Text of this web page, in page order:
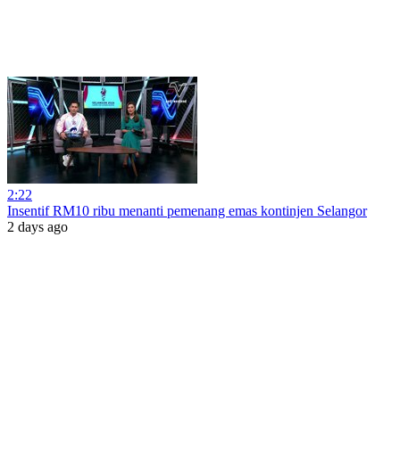
2:22
Insentif RM10 ribu menanti pemenang emas kontinjen Selangor
2 days ago